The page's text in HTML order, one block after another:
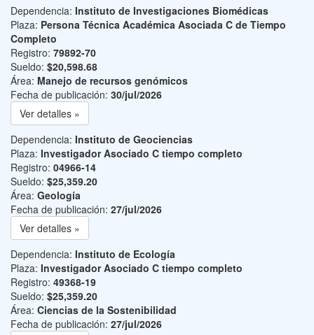
Dependencia: Instituto de Investigaciones Biomédicas
Plaza: Persona Técnica Académica Asociada C de Tiempo
Completo
Registro: 79892-70
Sueldo: $20,598.68
Área: Manejo de recursos genómicos
Fecha de publicación: 30/jul/2026
Ver detalles »
Dependencia: Instituto de Geociencias
Plaza: Investigador Asociado C tiempo completo
Registro: 04966-14
Sueldo: $25,359.20
Área: Geología
Fecha de publicación: 27/jul/2026
Ver detalles »
Dependencia: Instituto de Ecología
Plaza: Investigador Asociado C tiempo completo
Registro: 49368-19
Sueldo: $25,359.20
Área: Ciencias de la Sostenibilidad
Fecha de publicación: 27/jul/2026